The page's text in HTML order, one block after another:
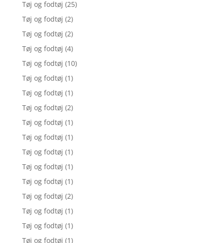
Tøj og fodtøj (25)
Tøj og fodtøj (2)
Tøj og fodtøj (2)
Tøj og fodtøj (4)
Tøj og fodtøj (10)
Tøj og fodtøj (1)
Tøj og fodtøj (1)
Tøj og fodtøj (2)
Tøj og fodtøj (1)
Tøj og fodtøj (1)
Tøj og fodtøj (1)
Tøj og fodtøj (1)
Tøj og fodtøj (1)
Tøj og fodtøj (2)
Tøj og fodtøj (1)
Tøj og fodtøj (1)
Tøj og fodtøj (1)